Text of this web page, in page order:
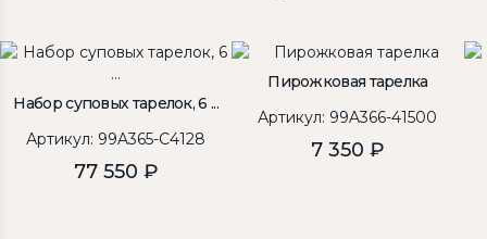
Набор суповых тарелок, 6 ...
Артикул: 99A365-C4128
77 550 ₽
Пирожковая тарелка
Артикул: 99A366-41500
7 350 ₽